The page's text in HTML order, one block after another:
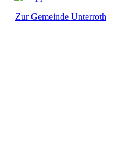
Zur Gemeinde Unterroth